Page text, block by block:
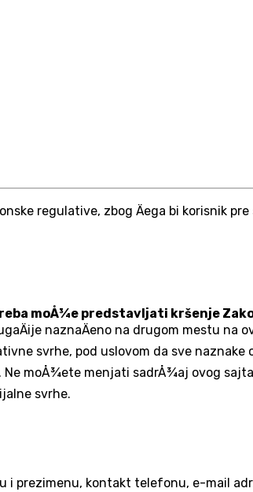
regulative, zbog Äega bi korisnik pre
moÅ¾e predstavljati kršenje
naznaÄeno na drugom mestu na
svrhe, pod uslovom da sve
moÅ¾ete menjati sadrÅ¾aj ovog sajta
svrhe.
i prezimenu, kontakt telefonu, e-mail